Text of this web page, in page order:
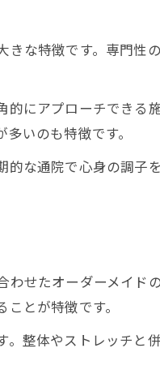
な特徴です。専門性
にアプローチできる
いのも特徴です。
な通院で心身の調子
せたオーダーメイドの
とが特徴です。
整体やストレッチと